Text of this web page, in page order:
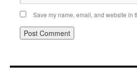
Save my name, email, and website in